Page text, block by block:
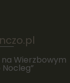
Wierzbowym